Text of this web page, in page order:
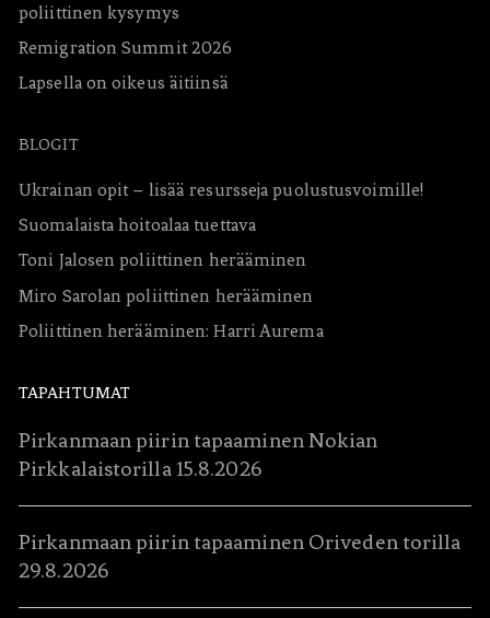
poliittinen kysymys
Remigration Summit 2026
Lapsella on oikeus äitiinsä
BLOGIT
Ukrainan opit – lisää resursseja puolustusvoimille!
Suomalaista hoitoalaa tuettava
Toni Jalosen poliittinen herääminen
Miro Sarolan poliittinen herääminen
Poliittinen herääminen: Harri Aurema
TAPAHTUMAT
Pirkanmaan piirin tapaaminen Nokian
Pirkkalaistorilla 15.8.2026
Pirkanmaan piirin tapaaminen Oriveden torilla
29.8.2026